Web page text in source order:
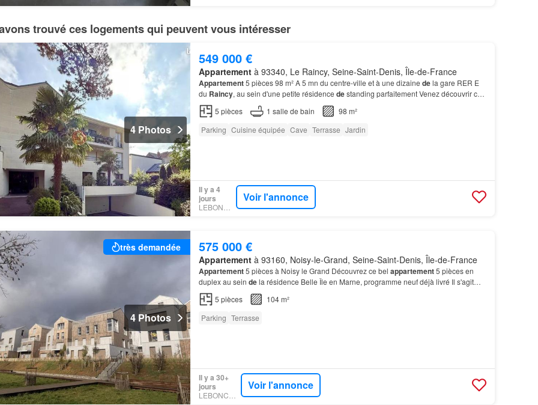
trouvé ces logements qui peuvent vous intéresser
4 Photos
549 000 €
Appartementà 93340, Le Raincy, Seine-Saint-Denis, Île-de-France
Appartement5 pièces 98 m² A 5 mn du centre-ville et à une dizaine dela gare RER E
du Raincy, au sein d'une petite résidence destanding parfaitement Venez découvrir ce
superbe
appartement plus
5 pièces 1 salle de bain
98 m²
Parking Cuisine équipée Cave Terrasse Jardin
Il y a 4
jours
Voir l'annonce
très demandée
4 Photos
575 000 €
Appartementà 93160, Noisy-le-Grand, Seine-Saint-Denis, Île-de-France
Appartement5 pièces à Noisy le Grand Découvrez ce bel appartement5 pièces en
duplex au sein dela résidence Belle Île en Marne, programme neuf déjà livré Il s'agit
d'un nouvel éco quartier au sein d'un terrain
5 pièces
104 m²
Parking Terrasse
Il y a 30+
jours
Voir l'annonce